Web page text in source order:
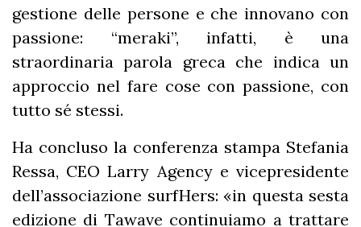
gestione delle persone e che innovano con
passione: “meraki”, infatti, è una
straordinaria parola greca che indica un
approccio nel fare cose con passione, con
tutto sé stessi.
Ha concluso la conferenza stampa Stefania
Ressa, CEO Larry Agency e vicepresidente
dell’associazione surfHers: «in questa sesta
edizione di Tawave continuiamo a trattare